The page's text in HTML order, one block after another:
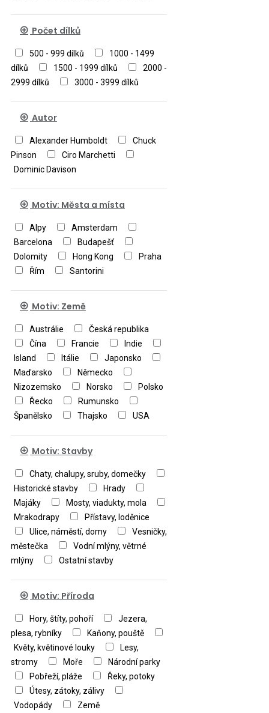
Počet dílků
500 - 999 dílků
1000 - 1499
dílků
1500 - 1999 dílků
2000 -
2999 dílků
3000 - 3999 dílků
Autor
Alexander Humboldt
Chuck
Pinson
Ciro Marchetti
Dominic Davison
Motiv: Města a místa
Alpy
Amsterdam
Barcelona
Budapešť
Dolomity
Hong Kong
Praha
Řím
Santorini
Motiv: Země
Austrálie
Česká republika
Čína
Francie
Indie
Island
Itálie
Japonsko
Maďarsko
Německo
Nizozemsko
Norsko
Polsko
Řecko
Rumunsko
Španělsko
Thajsko USA
Motiv: Stavby
Chaty, chalupy, sruby, domečky
Historické stavby
Hrady
Majáky
Mosty, viadukty, mola
Mrakodrapy
Přístavy, loděnice
Ulice, náměstí, domy
Vesničky,
městečka
Vodní mlýny, větrné
mlýny
Ostatní stavby
Motiv: Příroda
Hory, štíty, pohoří
Jezera,
plesa, rybníky
Kaňony, pouště
Květy, květinové louky
Lesy,
stromy
Moře
Národní parky
Pobřeží, pláže
Řeky, potoky
Útesy, zátoky, zálivy
Vodopády
Země